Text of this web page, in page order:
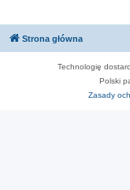
Strona główna
Technologię
Polski
Zasady